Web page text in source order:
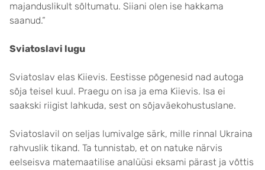
majanduslikult sõltumatu. Siiani olen ise hakkama
saanud.“
Sviatoslavi lugu
Sviatoslav elas Kiievis. Eestisse põgenesid nad autoga
sõja teisel kuul. Praegu on isa ja ema Kiievis. Isa ei
saakski riigist lahkuda, sest on sõjaväekohustuslane.
Sviatoslavil on seljas lumivalge särk, mille rinnal Ukraina
rahvuslik tikand. Ta tunnistab, et on natuke närvis
eelseisva matemaatilise analüüsi eksami pärast ja võttis